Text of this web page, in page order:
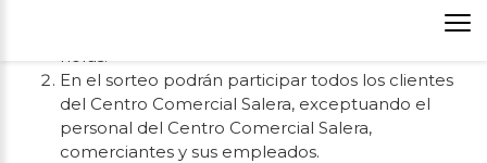
horas.
En el sorteo podrán participar todos los clientes
del Centro Comercial Salera, exceptuando el
personal del Centro Comercial Salera,
comerciantes y sus empleados.